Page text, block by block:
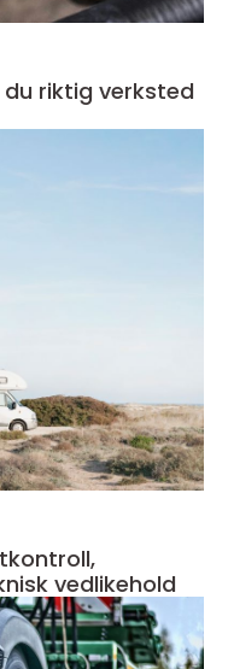
du riktig verksted
vedlikehold